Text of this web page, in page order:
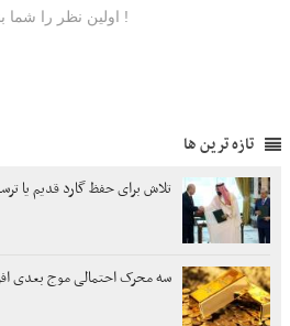
تازه ترین ها
تلاش برای حفظ گارد قدیم یا
سه محرک احتمالی موج بعدی